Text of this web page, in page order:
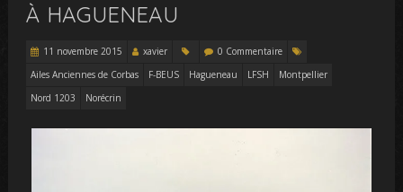
À HAGUENEAU
11 novembre 2015 xavier
0 Commentaire
Ailes Anciennes de Corbas
F-BEUS Hagueneau LFSH
Montpellier
Nord 1203
Norécrin